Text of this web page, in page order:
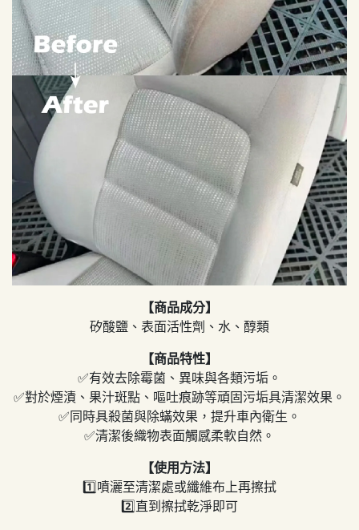
【商品成分】
矽酸鹽、表面活性劑、水、醇類
【商品特性】
✅有效去除霉菌、異味與各類污垢。
✅對於煙漬、果汁斑點、嘔吐痕跡等頑固污垢具清潔效果。
✅同時具殺菌與除蟎效果，提升車內衛生。
✅清潔後織物表面觸感柔軟自然。
【使用方法】
1️⃣噴灑至清潔處或纖維布上再擦拭
2️⃣直到擦拭乾淨即可